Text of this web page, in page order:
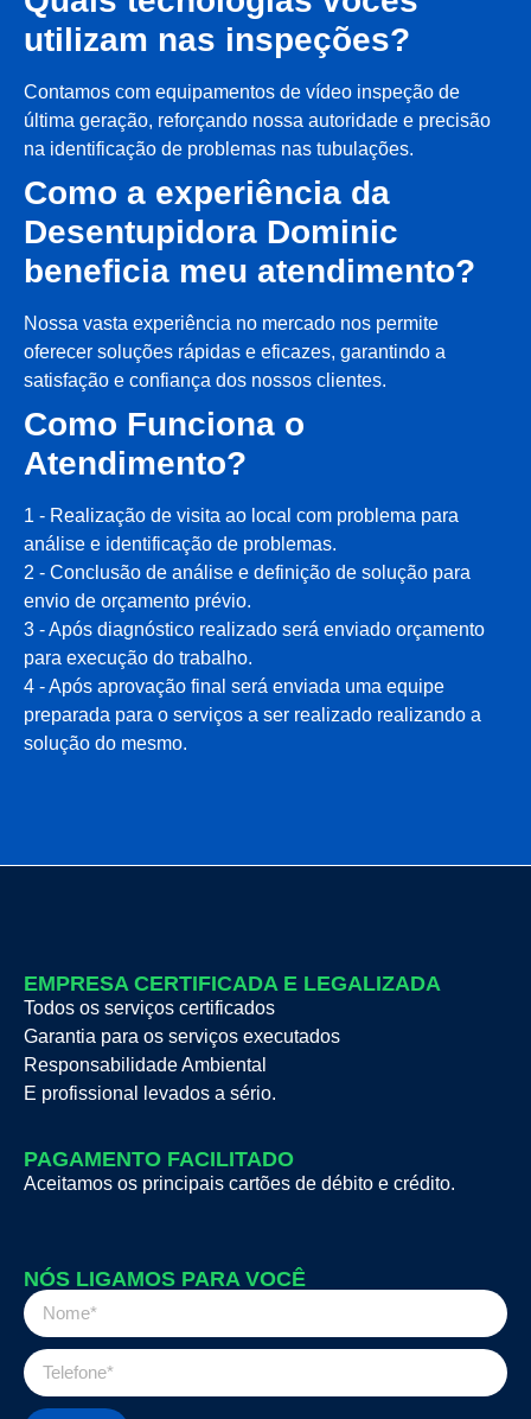
utilizam nas inspeções?
Contamos com equipamentos de vídeo inspeção de
última geração, reforçando nossa autoridade e precisão
na identificação de problemas nas tubulações.
Como a experiência da
Desentupidora Dominic
beneficia meu atendimento?
Nossa vasta experiência no mercado nos permite
oferecer soluções rápidas e eficazes, garantindo a
satisfação e confiança dos nossos clientes.
Como Funciona o
Atendimento?
1 - Realização de visita ao local com problema para
análise e identificação de problemas.
2 - Conclusão de análise e definição de solução para
envio de orçamento prévio.
3 - Após diagnóstico realizado será enviado orçamento
para execução do trabalho.
4 - Após aprovação final será enviada uma equipe
preparada para o serviços a ser realizado realizando a
solução do mesmo.
EMPRESA CERTIFICADA E LEGALIZADA
Todos os serviços certificados
Garantia para os serviços executados
Responsabilidade Ambiental
E profissional levados a sério.
PAGAMENTO FACILITADO
Aceitamos os principais cartões de débito e crédito.
NÓS LIGAMOS PARA VOCÊ